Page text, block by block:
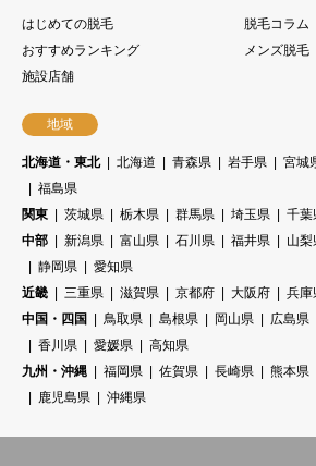
はじめての脱毛
脱毛コラム
おすすめランキング
メンズ脱毛
施設店舗
地域
北海道・東北 北海道 青森県 岩手県 宮城
福島県
関東
茨城県 栃木県 群馬県 埼玉県 千葉
中部
新潟県 富山県 石川県 福井県 山梨
静岡県
愛知県
近畿
三重県 滋賀県 京都府 大阪府 兵庫
中国・四国
鳥取県 島根県 岡山県 広島県
香川県
愛媛県
高知県
九州・沖縄
福岡県 佐賀県 長崎県 熊本県
鹿児島県
沖縄県